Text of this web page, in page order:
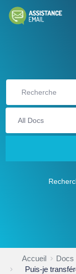
Accueil Docs
Puis-je